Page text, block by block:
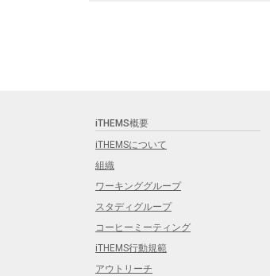
iTHEMS概要
iTHEMSについて
組織
ワーキンググループ
スタディグループ
コーヒーミーティング
iTHEMS行動規範
アウトリーチ